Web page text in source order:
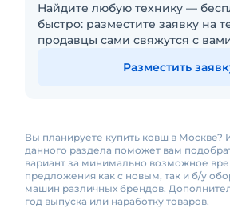
Найдите любую технику —
быстро: разместите заявку на
продавцы сами свяжутся с
Разместить
Вы планируете купить ковш в Москве?
данного раздела поможет вам
вариант за минимально возможное
предложения как с новым, так и б/у
машин различных брендов.
год выпуска или наработку товаров.